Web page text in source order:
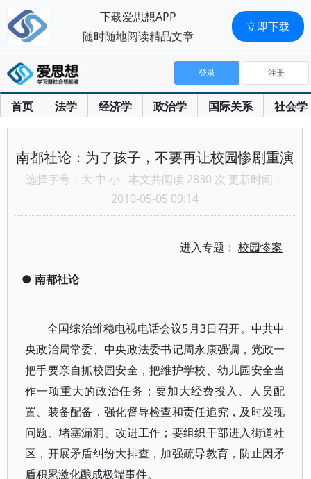
首页 法学 经济学 政治学 国际关系 社会学
登录 注册
南都社论：为了孩子，不要再让校园惨剧重演
选择字号： 大 中 小 本文共阅读 2830 次 更新时间：
2010-05-05 09:14
进入专题：校园惨案
● 南都社论
全国综治维稳电视电话会议5月3日召开。中共中
央政治局常委、中央政法委书记周永康强调，党政一
把手要亲自抓校园安全，把维护学校、幼儿园安全当
作一项重大的政治任务；要加大经费投入、人员配
置、装备配备，强化督导检查和责任追究，及时发现
问题、堵塞漏洞、改进工作；要组织干部进入街道社
区，开展矛盾纠纷大排查，加强疏导教育，防止因矛
盾积累激化酿成极端事件。
下载爱思想APP
随时随地阅读精品文章
立即下载